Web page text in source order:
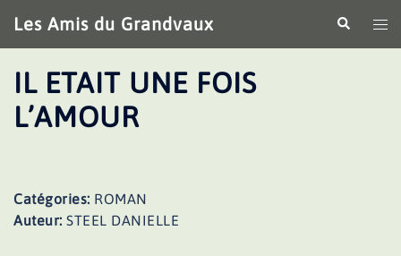
au
contenu
Les Amis du Grandvaux
le
IL ETAIT UNE FOIS
L’AMOUR
Catégories: ROMAN
Auteur: STEEL DANIELLE